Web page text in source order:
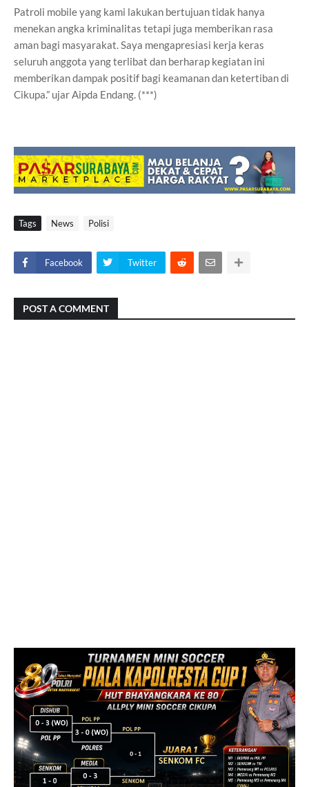
Patroli mobile yang kami lakukan bertujuan tidak hanya
menekan angka kriminalitas tetapi juga memberikan rasa
aman bagi masyarakat. Saya mengapresiasi kerja keras
seluruh anggota yang terlibat dan berharap kegiatan ini
memberikan dampak positif bagi keamanan dan ketertiban di
Cikupa.” ujar Aipda Endang. (***)
Tags News Polisi
Facebook Twitter
POST A COMMENT